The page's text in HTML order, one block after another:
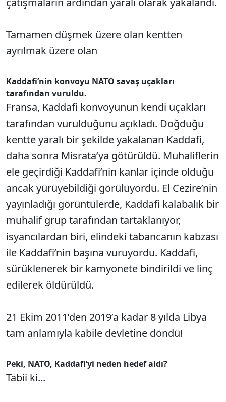
Tamamen düşmek üzere olan kentten
ayrılmak üzere olan
Kaddafi’nin konvoyu NATO savaş uçakları
tarafından vuruldu.
Fransa, Kaddafi konvoyunun kendi uçakları
tarafından vurulduğunu açıkladı. Doğduğu
kentte yaralı bir şekilde yakalanan Kaddafi,
daha sonra Misrata’ya götürüldü. Muhaliflerin
ele geçirdiği Kaddafi’nin kanlar içinde olduğu
ancak yürüyebildiği görülüyordu. El Cezire’nin
yayınladığı görüntülerde, Kaddafi kalabalık bir
muhalif grup tarafından tartaklanıyor,
isyancılardan biri, elindeki tabancanın kabzası
ile Kaddafi’nin başına vuruyordu. Kaddafi,
sürüklenerek bir kamyonete bindirildi ve linç
edilerek öldürüldü.
21 Ekim 2011’den 2019’a kadar 8 yılda Libya
tam anlamıyla kabile devletine döndü!
Peki, NATO, Kaddafi’yi neden hedef aldı?
Tabii ki...